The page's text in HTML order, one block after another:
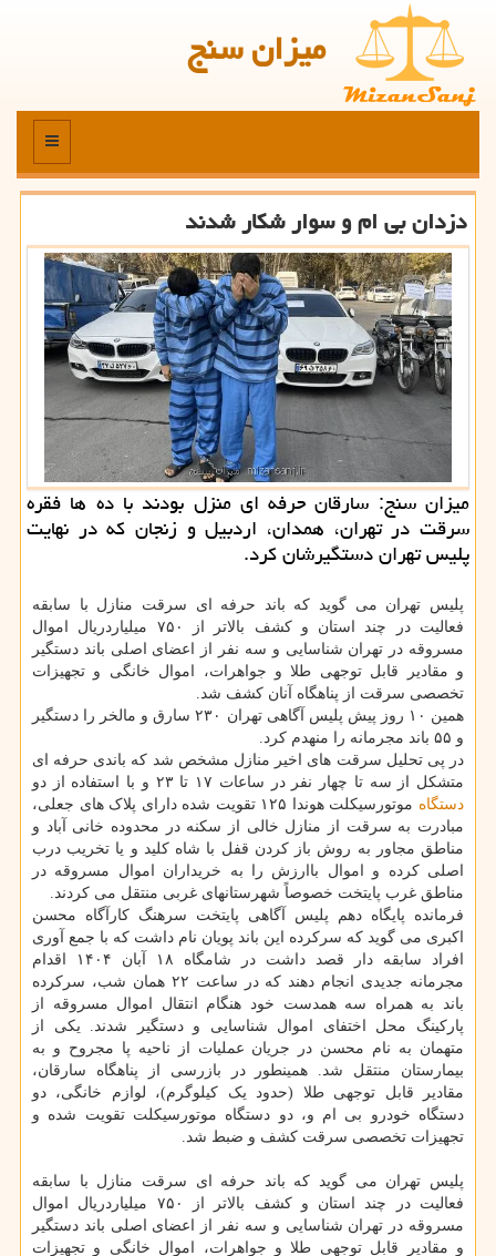
میزان سنج
منو
دزدان بی ام و سوار شکار شدند
میزان سنج: سارقان حرفه ای منزل بودند با ده ها فقره
سرقت در تهران، همدان، اردبیل و زنجان که در نهایت
پلیس تهران دستگیرشان کرد.
پلیس تهران می گوید که باند حرفه ای سرقت منازل با سابقه
فعالیت در چند استان و کشف بالاتر از ۷۵۰ میلیاردریال اموال
مسروقه در تهران شناسایی و سه نفر از اعضای اصلی باند دستگیر
و مقادیر قابل توجهی طلا و جواهرات، اموال خانگی و تجهیزات
تخصصی سرقت از پناهگاه آنان کشف شد.
همین ۱۰ روز پیش پلیس آگاهی تهران ۲۳۰ سارق و مالخر را دستگیر
و ۵۵ باند مجرمانه را منهدم کرد.
در پی تحلیل سرقت های اخیر منازل مشخص شد که باندی حرفه ای
متشکل از سه تا چهار نفر در ساعات ۱۷ تا ۲۳ و با استفاده از دو
دستگاه
موتورسیکلت هوندا ۱۲۵ تقویت شده دارای پلاک های جعلی،
مبادرت به سرقت از منازل خالی از سکنه در محدوده خانی آباد و
مناطق مجاور به روش باز کردن قفل با شاه کلید و یا تخریب درب
اصلی کرده و اموال باارزش را به خریداران اموال مسروقه در
مناطق غرب پایتخت خصوصاً شهرستانهای غربی منتقل می کردند.
فرمانده پایگاه دهم پلیس آگاهی پایتخت سرهنگ کارآگاه محسن
اکبری می گوید که سرکرده این باند پویان نام داشت که با جمع آوری
افراد سابقه دار قصد داشت در شامگاه ۱۸ آبان ۱۴۰۴ اقدام
مجرمانه جدیدی انجام دهند که در ساعت ۲۲ همان شب، سرکرده
باند به همراه سه همدست خود هنگام انتقال اموال مسروقه از
پارکینگ محل اختفای اموال شناسایی و دستگیر شدند. یکی از
متهمان به نام محسن در جریان عملیات از ناحیه پا مجروح و به
بیمارستان منتقل شد. همینطور در بازرسی از پناهگاه سارقان،
مقادیر قابل توجهی طلا (حدود یک کیلوگرم)، لوازم خانگی، دو
دستگاه خودرو بی ام و، دو دستگاه موتورسیکلت تقویت شده و
تجهیزات تخصصی سرقت کشف و ضبط شد.
پلیس تهران می گوید که باند حرفه ای سرقت منازل با سابقه
فعالیت در چند استان و کشف بالاتر از ۷۵۰ میلیاردریال اموال
مسروقه در تهران شناسایی و سه نفر از اعضای اصلی باند دستگیر
و مقادیر قابل توجهی طلا و جواهرات، اموال خانگی و تجهیزات